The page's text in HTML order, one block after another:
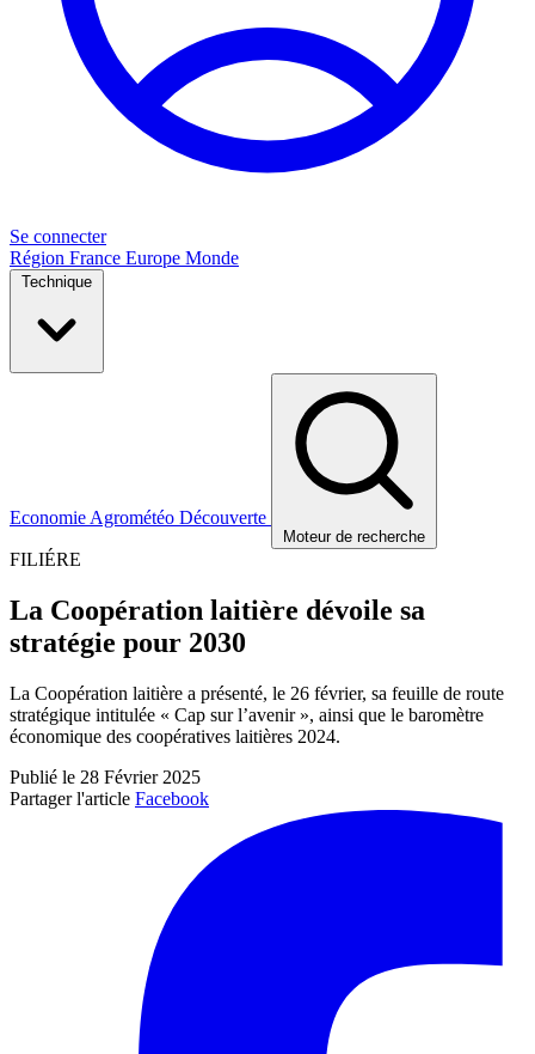
Se connecter
Région France Europe Monde
Technique
Economie Agrométéo Découverte
Moteur de recherche
FILIÉRE
La Coopération laitière dévoile sa
stratégie pour 2030
La Coopération laitière a présenté, le 26 février, sa feuille de route
stratégique intitulée « Cap sur l’avenir », ainsi que le baromètre
économique des coopératives laitières 2024.
Publié le 28 Février 2025
Partager l'article Facebook